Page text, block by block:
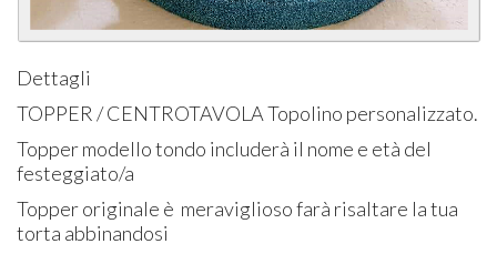
Dettagli
TOPPER / CENTROTAVOLA Topolino personalizzato.
Topper modello tondo includerà il nome e età del
festeggiato/a
Topper originale è meraviglioso farà risaltare la tua
torta abbinandosi